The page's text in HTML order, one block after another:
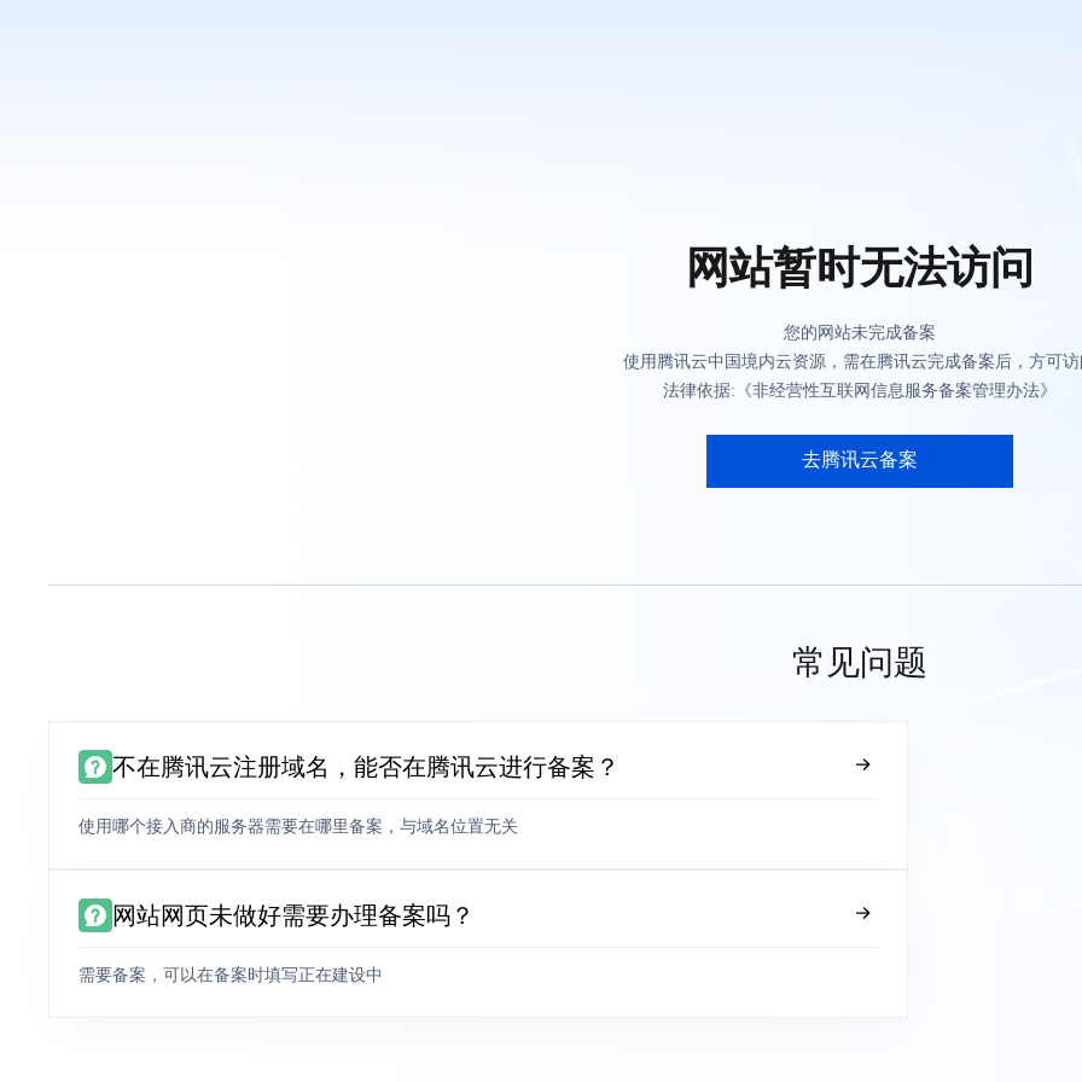
网站暂时无法访问
您的网站未完成备案
使用腾讯云中国境内云资源，需在腾讯云完成备案后，方可
法律依据:《非经营性互联网信息服务备案管理办法》
去腾讯云备案
常见问题
不在腾讯云注册域名，能否在腾讯云进行备案？
使用哪个接入商的服务器需要在哪里备案，与域名位置无关
网站网页未做好需要办理备案吗？
需要备案，可以在备案时填写正在建设中